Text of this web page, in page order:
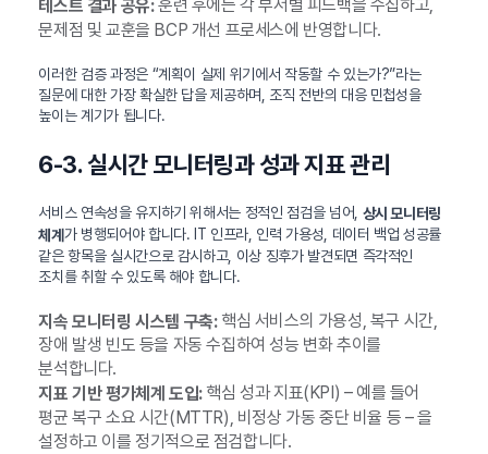
테스트 결과 공유:훈련 후에는 각 부서별 피드백을 수집하고,
문제점 및 교훈을 BCP 개선 프로세스에 반영합니다.
이러한 검증 과정은 “계획이 실제 위기에서 작동할 수 있는가?”라는
질문에 대한 가장 확실한 답을 제공하며, 조직 전반의 대응 민첩성을
높이는 계기가 됩니다.
6-3. 실시간 모니터링과 성과 지표 관리
서비스 연속성을 유지하기 위해서는 정적인 점검을 넘어, 상시 모니터링
체계 가 병행되어야 합니다. IT 인프라, 인력 가용성, 데이터 백업 성공률
같은 항목을 실시간으로 감시하고, 이상 징후가 발견되면 즉각적인
조치를 취할 수 있도록 해야 합니다.
지속 모니터링 시스템 구축:핵심 서비스의 가용성, 복구 시간,
장애 발생 빈도 등을 자동 수집하여 성능 변화 추이를
분석합니다.
지표 기반 평가체계 도입:핵심 성과 지표(KPI) – 예를 들어
평균 복구 소요 시간(MTTR), 비정상 가동 중단 비율 등 – 을
설정하고 이를 정기적으로 점검합니다.